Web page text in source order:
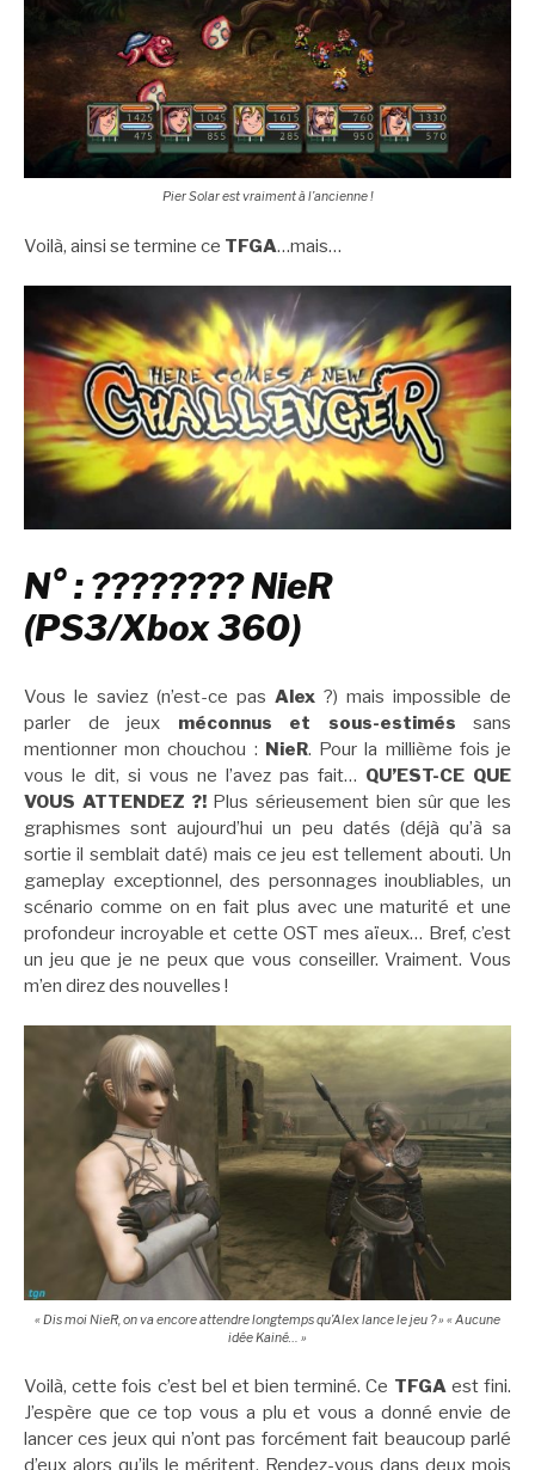
Pier Solar est vraiment à l’ancienne !
Voilà, ainsi se termine ce TFGA…mais…
N° : ???????? NieR
(PS3/Xbox 360)
Vous le saviez (n’est-ce pas Alex ?) mais impossible de
parler de jeux méconnus et sous-estimés sans
mentionner mon chouchou : NieR. Pour la millième fois je
vous le dit, si vous ne l’avez pas fait… QU’EST-CE QUE
VOUS ATTENDEZ ?! Plus sérieusement bien sûr que les
graphismes sont aujourd’hui un peu datés (déjà qu’à sa
sortie il semblait daté) mais ce jeu est tellement abouti. Un
gameplay exceptionnel, des personnages inoubliables, un
scénario comme on en fait plus avec une maturité et une
profondeur incroyable et cette OST mes aïeux… Bref, c’est
un jeu que je ne peux que vous conseiller. Vraiment. Vous
m’en direz des nouvelles !
« Dis moi NieR, on va encore attendre longtemps qu’Alex lance le jeu ? » « Aucune
idée Kainé… »
Voilà, cette fois c’est bel et bien terminé. Ce TFGA est fini.
J’espère que ce top vous a plu et vous a donné envie de
lancer ces jeux qui n’ont pas forcément fait beaucoup parlé
d’eux alors qu’ils le méritent. Rendez-vous dans deux mois